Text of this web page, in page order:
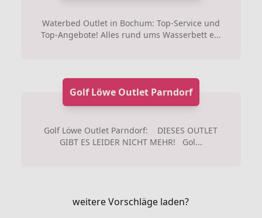
Waterbed Outlet in Bochum: Top-Service und
Top-Angebote! Alles rund ums Wasserbett e...
Golf Löwe Outlet Parndorf
Golf Löwe Outlet Parndorf: DIESES OUTLET
GIBT ES LEIDER NICHT MEHR! Gol...
weitere Vorschläge laden?